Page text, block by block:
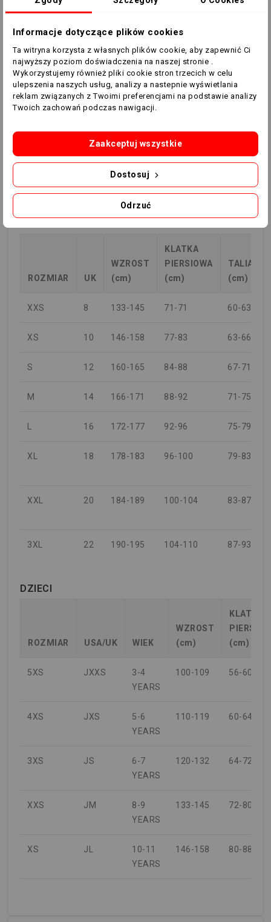
XL 184-189 104-108 92-96
104-
XXL 190-195 108-112
96-
100
108-
196-201 112-118
100-
112-
118-
208-212 124-130
118
130
ROZMIAR UK
WZROST
(cm)
KLATKA
PIERSIOWA
(cm)
TALIA
(cm)
XXS 8 133-145 71-71 60-63
XS 10 146-158 77-83 63-66
S 12 160-165 84-88 67-71
M 14 166-171 88-92 71-75
16 172-177 92-96 75-79
XL 18 178-183 96-100 79-83
XXL 20 184-189 100-104 83-87
3XL 22 190-195 104-110 87-93
DZIECI
ROZMIAR USA/UK WIEK
WZROST
(cm)
KLATKA
(cm)
5XS JXXS
3-4
YEARS
100-109 56-60
4XS JXS
5-6
YEARS
110-119 60-64
3XS JS
6-7
YEARS
120-132 64-72
XXS JM
8-9
YEARS
133-145 72-80
XS JL
10-11
YEARS
146-158 80-88
Informacje dotyczące plików cookies
Ta witryna korzysta z własnych plików cookie, aby zapewnić Ci
najwyższy poziom doświadczenia na naszej stronie .
Wykorzystujemy również pliki cookie stron trzecich w celu
ulepszenia naszych usług, analizy a nastepnie wyświetlania
reklam związanych z Twoimi preferencjami na podstawie analizy
Twoich zachowań podczas nawigacji.
Odrzuć
Dostosuj
Zaakceptuj wszystkie